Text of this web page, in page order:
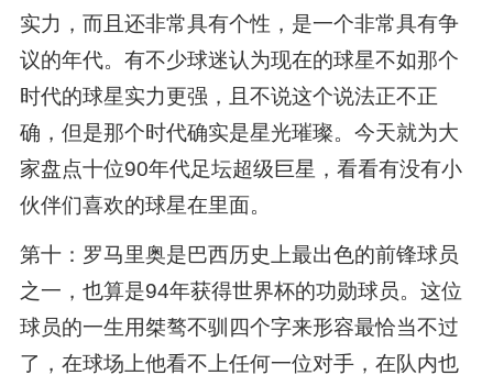
实力，而且还非常具有个性，是一个非常具有争
议的年代。有不少球迷认为现在的球星不如那个
时代的球星实力更强，且不说这个说法正不正
确，但是那个时代确实是星光璀璨。今天就为大
家盘点十位90年代足坛超级巨星，看看有没有小
伙伴们喜欢的球星在里面。
第十：罗马里奥是巴西历史上最出色的前锋球员
之一，也算是94年获得世界杯的功勋球员。这位
球员的一生用桀骜不驯四个字来形容最恰当不过
了，在球场上他看不上任何一位对手，在队内也